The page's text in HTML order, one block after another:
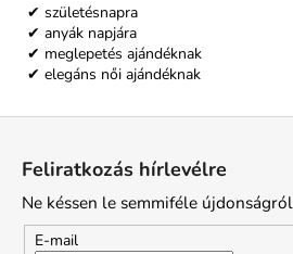
✔ születésnapra
✔ anyák napjára
✔ meglepetés ajándéknak
✔ elegáns női ajándéknak
Feliratkozás hírlevélre
Ne késsen le semmiféle
E-mail